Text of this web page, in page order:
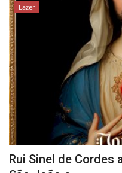
Lazer
Rui Sinel de Cordes